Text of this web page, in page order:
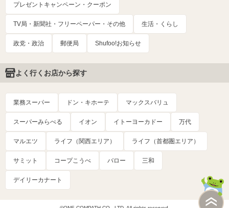
プレゼントキャンペーン・クーポン
TV局・新聞社・フリーペーパー・その他 生活・くらし
政党・政治 郵便局 Shufoo!お知らせ
よく行くお店から探す
業務スーパー ドン・キホーテ マックスバリュ
スーパーみらべる イオン イトーヨーカドー 万代
マルエツ ライフ（関西エリア） ライフ（首都圏エリア）
サミット コープこうべ バロー 三和
デイリーカナート